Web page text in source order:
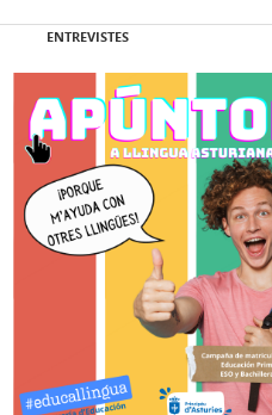
ENTREVISTES